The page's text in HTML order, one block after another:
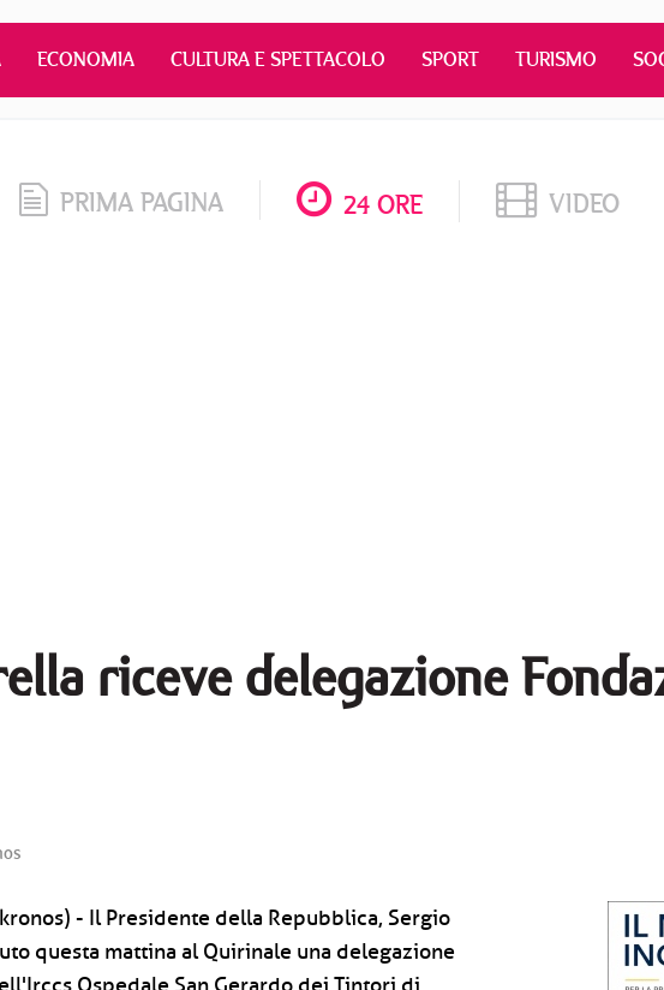
ECONOMIA CULTURA E SPETTACOLO SPORT TURISMO
PRIMA PAGINA 24 ORE VIDEO
riceve delegazione
- Il Presidente della Repubblica, Sergio
questa mattina al Quirinale una delegazione